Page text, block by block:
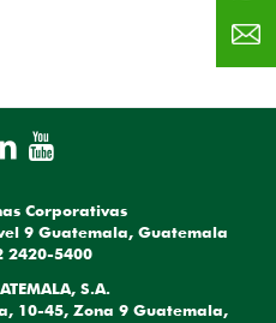
Corporativas
9 Guatemala, Guatemala
2420-5400
S.A.
10-45, Zona 9 Guatemala,